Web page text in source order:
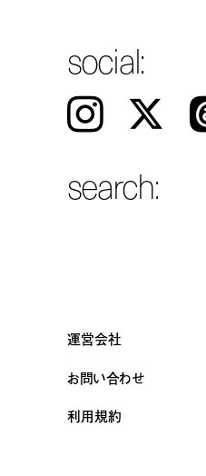
social:
Instagram 𝕏
search:
運営会社
お問い合わせ
利用規約